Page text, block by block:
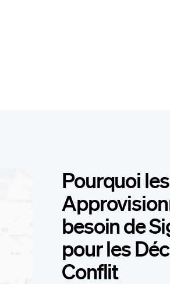
Pourquoi
besoin de
pour les
Conflit